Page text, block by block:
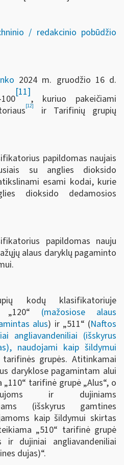
/ redakcinio pobūdžio
2024 m. gruodžio 16 d.
[11]
, kuriuo pakeičiami
[12]
ir Tarifinių grupių
papildomas naujais
su anglies dioksido
esami kodai, kurie
dioksido dedamosios
papildomas nauju
alaus daryklų pagaminto
kodų klasifikatoriuje
„120“ (mažosiose alaus
alus) ir „511“ (Naftos
angliavandeniliai (išskyrus
naudojami kaip šildymui
grupės. Atitinkamai
daryklose pagamintam alui
tarifinė grupė „Alus“, o
ir dujiniams
(išskyrus gamtines
kaip šildymui skirtas
„510“ tarifinė grupė
ir dujiniai angliavandeniliai
dujas)“.